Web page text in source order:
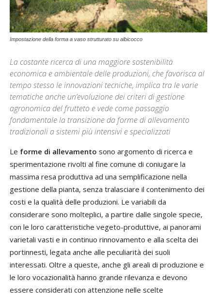
Impostazione della forma a vaso strutturato su albicocco
La costante ricerca di una maggiore sostenibilità
economica e ambientale delle produzioni, che favorisca al
tempo stesso le innovazioni tecniche, implica tra le varie
tematiche anche un’evoluzione dei criteri di gestione
agronomica del frutteto e vede come passaggio
fondamentale la transizione da forme di allevamento
tradizionali a sistemi più intensivi e specializzati
Le forme di allevamento sono argomento di ricerca e
sperimentazione rivolti al fine comune di coniugare la
massima resa produttiva ad una semplificazione nella
gestione della pianta, senza tralasciare il contenimento dei
costi e la qualità delle produzioni. Le variabili da
considerare sono molteplici, a partire dalle singole specie,
con le loro caratteristiche vegeto-produttive, ai panorami
varietali vasti e in continuo rinnovamento e alla scelta dei
portinnesti, legata anche alle peculiarità dei suoli
interessati. Oltre a queste, anche gli areali di produzione e
le loro vocazionalità hanno grande rilevanza e devono
essere considerati con attenzione nelle scelte